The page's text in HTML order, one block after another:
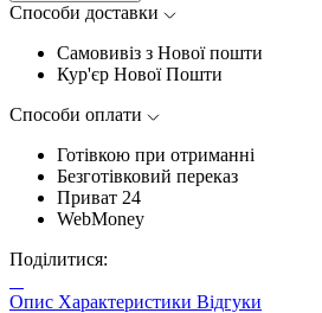
Способи доставки
Самовивіз з Нової пошти
Кур'єр Нової Пошти
Способи оплати
Готівкою при отриманні
Безготівковий переказ
Приват 24
WebMoney
Поділитися:
Опис Характеристики Відгуки